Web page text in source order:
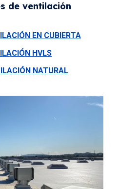
de ventilación
EN CUBIERTA
HVLS
NATURAL